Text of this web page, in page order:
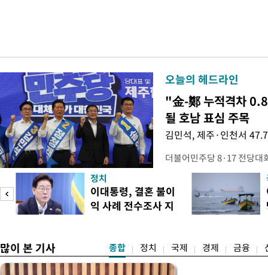
오늘의 헤드라인
"金-鄭 누적격차
될 호남 표심 주목
김민석, 제주·인천서
더불어민주당 8·17 전당대
보가 8일 제주·인천 지역
다. 앞서 정청래 후보 우세
·울산·경남 경선에서 1승
제주·인천 경선에서 이기
정치
이대통령, 결혼 불이
익 사례 전수조사 지
많이 본 기사 종합 정치 국제 경제 금융